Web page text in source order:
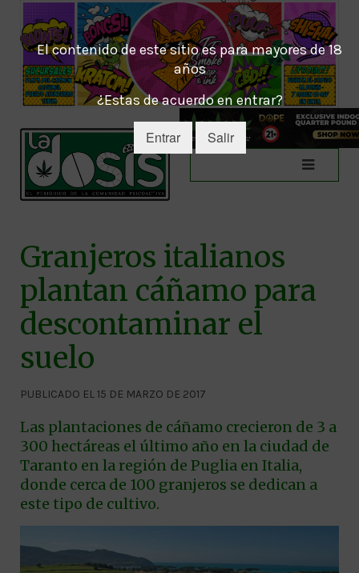
El contenido de este sitio es para mayores de 18
años
¿Estas de acuerdo en entrar?
Entrar Salir
Granjeros italianos
plantan cáñamo para
descontaminar el
suelo
PUBLICADO EL 15 DE MARZO DE 2017
Las plantaciones de cáñamo crecieron de 3 a
300 hectáreas el último año en la ciudad de
Taranto en la región de Puglia en Italia,
donde cerca de 100 granjeros se dedican a
este tipo de cultivo.